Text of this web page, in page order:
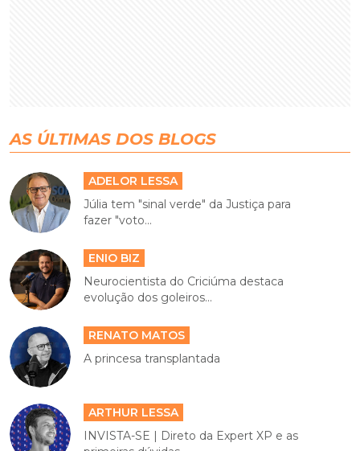
AS ÚLTIMAS DOS BLOGS
ADELOR LESSA
Júlia tem "sinal verde" da Justiça para
fazer "voto...
ENIO BIZ
Neurocientista do Criciúma destaca
evolução dos goleiros...
RENATO MATOS
A princesa transplantada
ARTHUR LESSA
INVISTA-SE | Direto da Expert XP e as